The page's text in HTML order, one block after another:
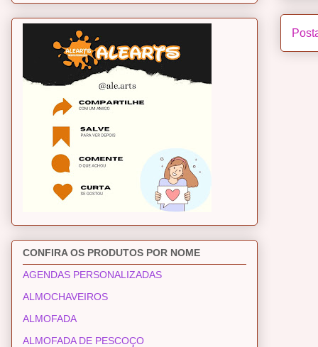
CONFIRA OS PRODUTOS POR NOME
AGENDAS PERSONALIZADAS
ALMOCHAVEIROS
ALMOFADA
ALMOFADA DE PESCOÇO